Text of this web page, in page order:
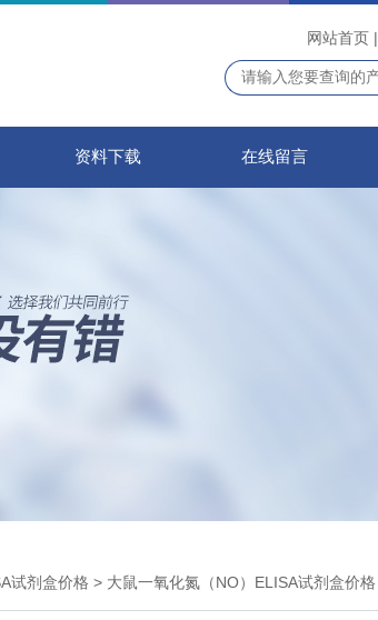
网站首页 |
资料下载 在线留言
试剂盒价格 > 大鼠一氧化氮（NO）ELISA试剂盒价格